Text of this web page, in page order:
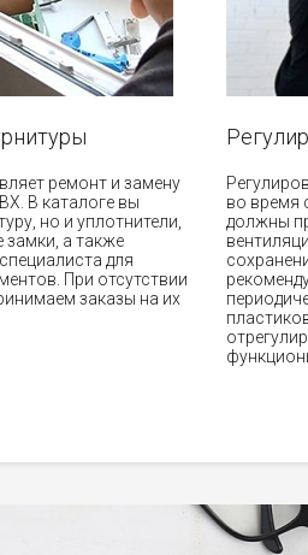
ремонт и замену
В каталоге вы
но и уплотнители,
а также
для
При отсутствии
заказы на их
во время
должны